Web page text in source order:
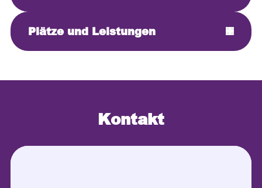
Plätze und Leistungen
Kontakt